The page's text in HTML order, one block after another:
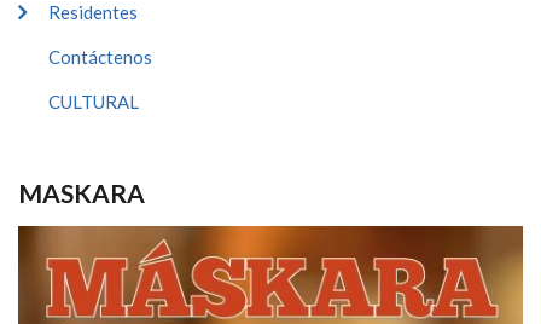
Residentes
Contáctenos
CULTURAL
MASKARA